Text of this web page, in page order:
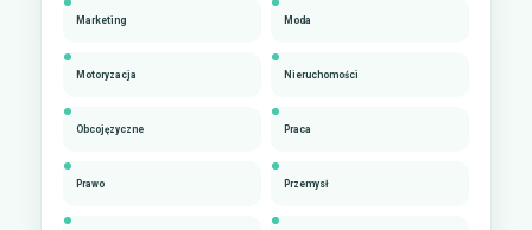
Marketing Moda
Motoryzacja Nieruchomości
Obcojęzyczne Praca
Prawo Przemysł